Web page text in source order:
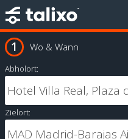
Wo & Wann
Abholort:
Zielort: